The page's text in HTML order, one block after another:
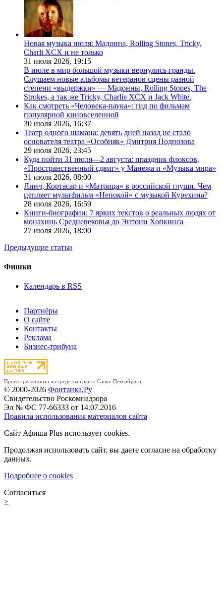
Новая музыка июля: Мадонна, Rolling Stones, Tricky,
Charli XCX и не только
31 июля 2026, 19:15
В июле в мир большой музыки вернулись гранды.
Слушаем новые альбомы ветеранов сцены разной
степени «выдержки» — Мадонны, Rolling Stones, The
Strokes, а так же Tricky, Charlie XCX и Jack White.
Как смотреть «Человека-паука»: гид по фильмам
популярной киновселенной
30 июля 2026, 16:37
Театр одного шамана: девять дней назад не стало
основателя театра «Особняк» Дмитрия Поднозова
29 июля 2026, 23:45
Куда пойти 31 июля—2 августа: праздник флоксов,
«Пространственный сдвиг» у Манежа и «Музыка мира»
31 июля 2026, 08:00
Линч, Кортасар и «Матрица» в российской глуши. Чем
цепляет мультфильм «Непокой» с музыкой Курехина?
28 июля 2026, 16:59
Книги-биографии: 7 ярких текстов о реальных людях от
монахинь Средневековья до Энтони Хопкинса
27 июля 2026, 18:00
Предыдущие статьи
Фишки
Календарь в RSS
Партнёры
О сайте
Контакты
Реклама
Бизнес-трибуна
Проект реализован на средства гранта Санкт-Петербурга
© 2000-2026 Фонтанка.Ру
Свидетельство Роскомнадзора
Эл № ФС 77-66333 от 14.07.2016
Правила использования материалов сайта
Сайт Афиша Plus использует cookies.
Продолжая использовать сайт, вы даете согласие на обработку
данных.
Подробнее о cookies
Согласиться
>